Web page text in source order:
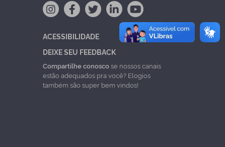
ACESSIBILIDADE
DEIXE SEU FEEDBACK
Compartilhe conoscose nossos canais
estão adequados pra você? Elogios
também são super bem vindos!